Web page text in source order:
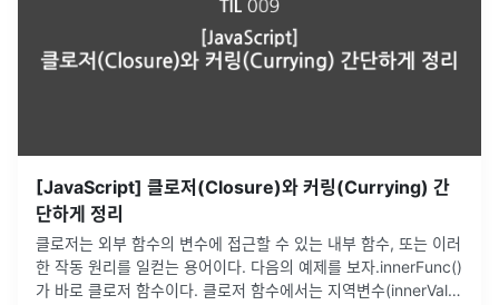
[JavaScript] 클로저(Closure)와 커링(Currying) 간
단하게 정리
클로저는 외부 함수의 변수에 접근할 수 있는 내부 함수, 또는 이러
한 작동 원리를 일컫는 용어이다. 다음의 예제를 보자.innerFunc()
가 바로 클로저 함수이다. 클로저 함수에서는 지역변수(innerVal),